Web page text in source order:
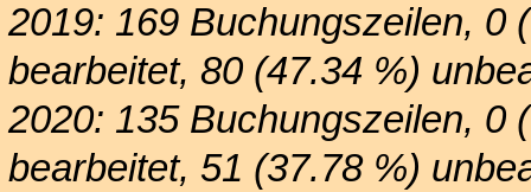
2019: 169 Buchungszeilen, 0
bearbeitet, 80 (47.34 %)
2020: 135 Buchungszeilen, 0
bearbeitet, 51 (37.78 %)